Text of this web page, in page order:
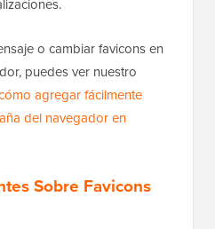
una notificación en la
sitio web que muestra el
o cambiar favicons en
puedes ver nuestro